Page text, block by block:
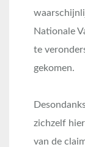
Nationale
te
gekomen.
zichzelf
van de